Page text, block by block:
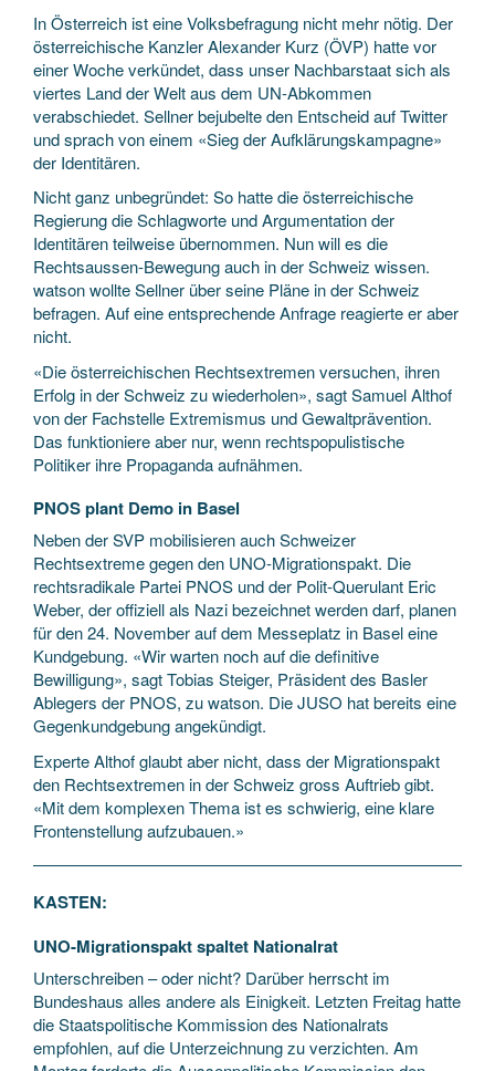
In Österreich ist eine Volksbefragung nicht mehr nötig. Der
österreichische Kanzler Alexander Kurz (ÖVP) hatte vor
einer Woche verkündet, dass unser Nachbarstaat sich als
viertes Land der Welt aus dem UN-Abkommen
verabschiedet. Sellner bejubelte den Entscheid auf Twitter
und sprach von einem «Sieg der Aufklärungskampagne»
der Identitären.
Nicht ganz unbegründet: So hatte die österreichische
Regierung die Schlagworte und Argumentation der
Identitären teilweise übernommen. Nun will es die
Rechtsaussen-Bewegung auch in der Schweiz wissen.
watson wollte Sellner über seine Pläne in der Schweiz
befragen. Auf eine entsprechende Anfrage reagierte er aber
nicht.
«Die österreichischen Rechtsextremen versuchen, ihren
Erfolg in der Schweiz zu wiederholen», sagt Samuel Althof
von der Fachstelle Extremismus und Gewaltprävention.
Das funktioniere aber nur, wenn rechtspopulistische
Politiker ihre Propaganda aufnähmen.
PNOS plant Demo in Basel
Neben der SVP mobilisieren auch Schweizer
Rechtsextreme gegen den UNO-Migrationspakt. Die
rechtsradikale Partei PNOS und der Polit-Querulant Eric
Weber, der offiziell als Nazi bezeichnet werden darf, planen
für den 24. November auf dem Messeplatz in Basel eine
Kundgebung. «Wir warten noch auf die definitive
Bewilligung», sagt Tobias Steiger, Präsident des Basler
Ablegers der PNOS, zu watson. Die JUSO hat bereits eine
Gegenkundgebung angekündigt.
Experte Althof glaubt aber nicht, dass der Migrationspakt
den Rechtsextremen in der Schweiz gross Auftrieb gibt.
«Mit dem komplexen Thema ist es schwierig, eine klare
Frontenstellung aufzubauen.»
KASTEN:
UNO-Migrationspakt spaltet Nationalrat
Unterschreiben – oder nicht? Darüber herrscht im
Bundeshaus alles andere als Einigkeit. Letzten Freitag hatte
die Staatspolitische Kommission des Nationalrats
empfohlen, auf die Unterzeichnung zu verzichten. Am